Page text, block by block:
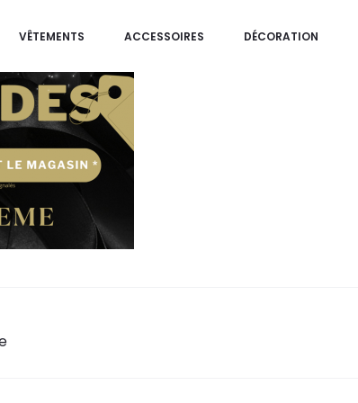
VÊTEMENTS ACCESSOIRES DÉCORATION